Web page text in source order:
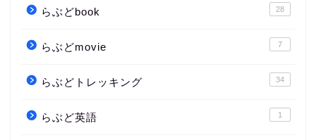
らぶどbook 28
らぶどmovie 7
らぶどトレッキング 34
らぶど英語 1